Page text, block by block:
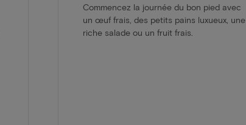
Commencez la journée du bon pied avec
un œuf frais, des petits pains luxueux, une
riche salade ou un fruit frais.